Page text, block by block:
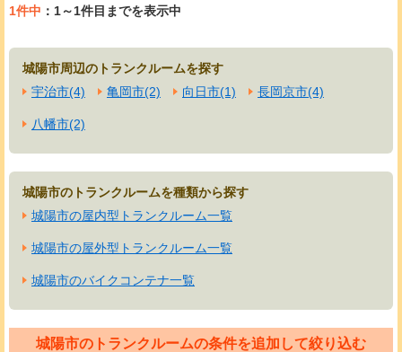
1件中 ：1～1件目までを表示中
城陽市周辺のトランクルームを探す
宇治市(4)
亀岡市(2) 向日市(1) 長岡京市(4)
八幡市(2)
城陽市のトランクルームを種類から探す
城陽市の屋内型トランクルーム一覧
城陽市の屋外型トランクルーム一覧
城陽市のバイクコンテナ一覧
城陽市のトランクルームの条件を追加して絞り込む